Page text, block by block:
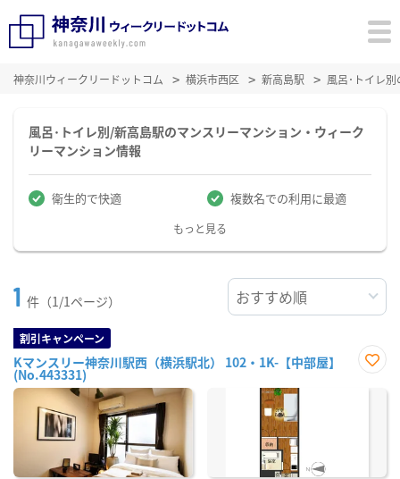
神奈川ウィークリードットコム 横浜市西区 新高島駅 風呂･トイレ
風呂･トイレ別/新高島駅のマンスリーマンション・ウィーク
リーマンション情報
衛生的で快適 複数名での利用に最適
もっと見る
1 件（1/1ページ）
割引キャンペーン
Kマンスリー神奈川駅西（横浜駅北） 102・1K-【中部屋】
(No.443331)
に入